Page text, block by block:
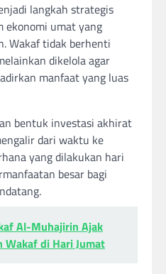
langkah strategis
ekonomi umat yang
Wakaf tidak berhenti
dikelola agar
manfaat yang luas
bentuk investasi akhirat
dari waktu ke
yang dilakukan hari
besar bagi
Al-Muhajirin Ajak
Wakaf di Hari Jumat